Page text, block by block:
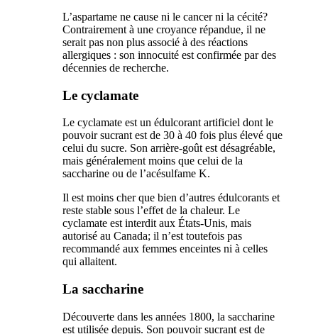
L’aspartame ne cause ni le cancer ni la cécité?
Contrairement à une croyance répandue, il ne
serait pas non plus associé à des réactions
allergiques : son innocuité est confirmée par des
décennies de recherche.
Le cyclamate
Le cyclamate est un édulcorant artificiel dont le
pouvoir sucrant est de 30 à 40 fois plus élevé que
celui du sucre. Son arrière-goût est désagréable,
mais généralement moins que celui de la
saccharine ou de l’acésulfame K.
Il est moins cher que bien d’autres édulcorants et
reste stable sous l’effet de la chaleur. Le
cyclamate est interdit aux États-Unis, mais
autorisé au Canada; il n’est toutefois pas
recommandé aux femmes enceintes ni à celles
qui allaitent.
La saccharine
Découverte dans les années 1800, la saccharine
est utilisée depuis. Son pouvoir sucrant est de